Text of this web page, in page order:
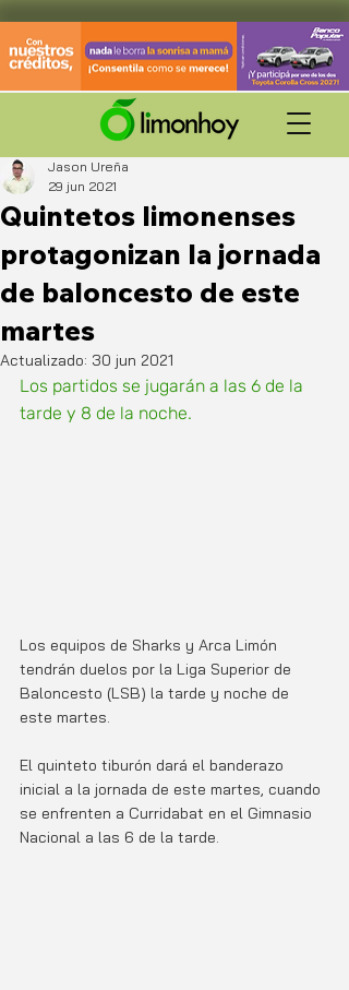
Quintetos limonenses
protagonizan la jornada
de baloncesto de este
martes
Jason Ureña
29 jun 2021
Actualizado: 30 jun 2021
Los partidos se jugarán a las 6 de la
tarde y 8 de la noche.
Los equipos de Sharks y Arca Limón
tendrán duelos por la Liga Superior de
Baloncesto (LSB) la tarde y noche de
este martes.
El quinteto tiburón dará el banderazo
inicial a la jornada de este martes, cuando
se enfrenten a Curridabat en el Gimnasio
Nacional a las 6 de la tarde.